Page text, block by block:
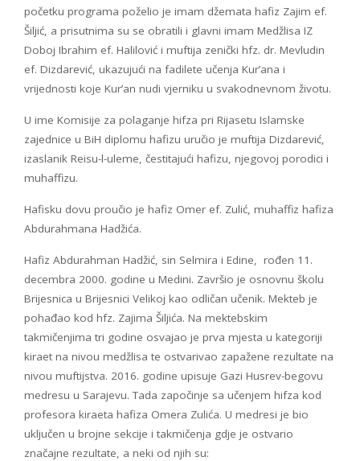
početku programa poželio je imam džemata hafiz Zajim ef.
Šiljić, a prisutnima su se obratili i glavni imam Medžlisa IZ
Doboj Ibrahim ef. Halilović i muftija zenički hfz. dr. Mevludin
ef. Dizdarević, ukazujući na fadilete učenja Kur’ana i
vrijednosti koje Kur’an nudi vjerniku u svakodnevnom životu.
U ime Komisije za polaganje hifza pri Rijasetu Islamske
zajednice u BiH diplomu hafizu uručio je muftija Dizdarević,
izaslanik Reisu-l-uleme, čestitajući hafizu, njegovoj porodici i
muhaffizu.
Hafisku dovu proučio je hafiz Omer ef. Zulić, muhaffiz hafiza
Abdurahmana Hadžića.
Hafiz Abdurahman Hadžić, sin Selmira i Edine, rođen 11.
decembra 2000. godine u Medini. Završio je osnovnu školu
Brijesnica u Brijesnici Velikoj kao odličan učenik. Mekteb je
pohađao kod hfz. Zajima Šiljića. Na mektebskim
takmičenjima tri godine osvajao je prva mjesta u kategoriji
kiraet na nivou medžlisa te ostvarivao zapažene rezultate na
nivou muftijstva. 2016. godine upisuje Gazi Husrev-begovu
medresu u Sarajevu. Tada započinje sa učenjem hifza kod
profesora kiraeta hafiza Omera Zulića. U medresi je bio
uključen u brojne sekcije i takmičenja gdje je ostvario
značajne rezultate, a neki od njih su: